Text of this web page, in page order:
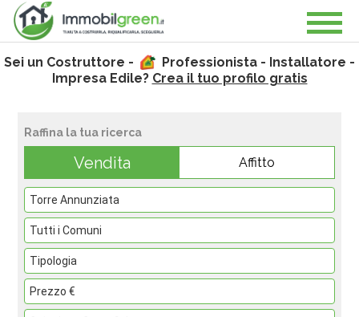
Sei un Costruttore -
Professionista - Installatore -
Impresa Edile? Crea il tuo profilo gratis
Raffina la tua ricerca
Vendita Affitto